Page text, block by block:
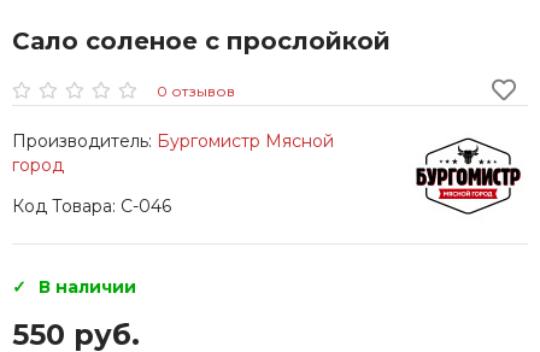
Сало соленое с прослойкой
0 отзывов
Производитель: Бургомистр Мясной
город
Код Товара: С-046
В наличии
550 руб.